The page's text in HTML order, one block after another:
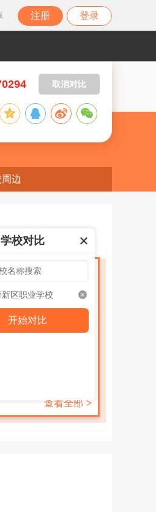
注册 登录
取消对比
边
道，现有四河和滨
年更名为成都市
社区治理和社事局
度更名为四川天
生学历19人、高
产业发展体
理、电子商务、数
查看全部 >
学校对比
区职业学校
开始对比